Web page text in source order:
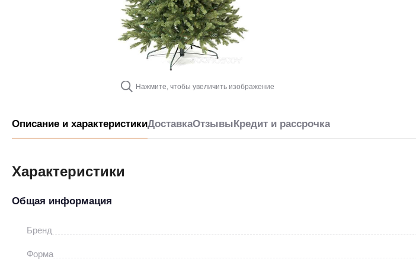
Нажмите, чтобы увеличить изображение
Описание и характеристикиДоставкаОтзывыКредит и рассрочка
Характеристики
Общая информация
Бренд
Форма